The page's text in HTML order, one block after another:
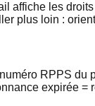
affiche les
plus loin :
RPPS du
expirée =